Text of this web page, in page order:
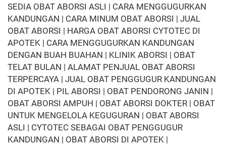
SEDIA OBAT ABORSI ASLI | CARA MENGGUGURKAN
KANDUNGAN | CARA MINUM OBAT ABORSI | JUAL
OBAT ABORSI | HARGA OBAT ABORSI CYTOTEC DI
APOTEK | CARA MENGGUGURKAN KANDUNGAN
DENGAN BUAH BUAHAN | KLINIK ABORSI | OBAT
TELAT BULAN | ALAMAT PENJUAL OBAT ABORSI
TERPERCAYA | JUAL OBAT PENGGUGUR KANDUNGAN
DI APOTEK | PIL ABORSI | OBAT PENDORONG JANIN |
OBAT ABORSI AMPUH | OBAT ABORSI DOKTER | OBAT
UNTUK MENGELOLA KEGUGURAN | OBAT ABORSI
ASLI | CYTOTEC SEBAGAI OBAT PENGGUGUR
KANDUNGAN | OBAT ABORSI DI APOTEK |